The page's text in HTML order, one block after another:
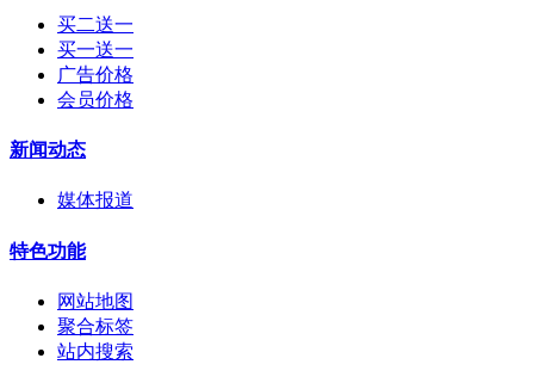
买二送一
买一送一
广告价格
会员价格
新闻动态
媒体报道
特色功能
网站地图
聚合标签
站内搜索